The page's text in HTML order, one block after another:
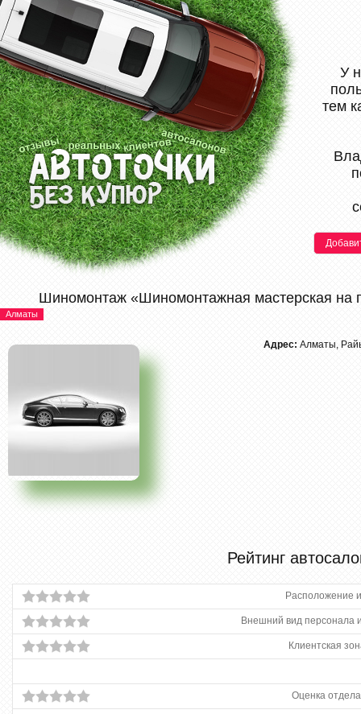
У
тем
Шиномонтаж «Шиномонтажная мастерская на
Алматы
Адрес: Алматы,
Рейтинг
Расположение
Внешний вид персонала
Клиентская
Оценка